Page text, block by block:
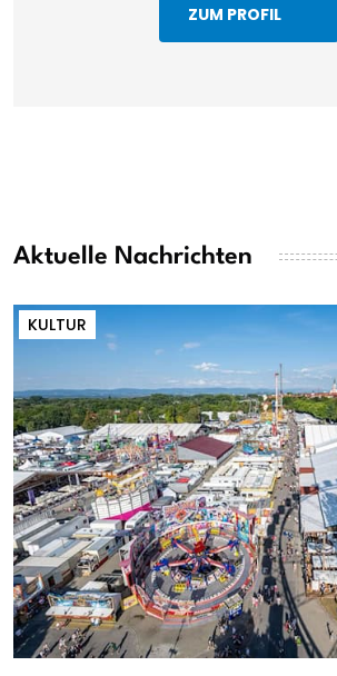
ZUM PROFIL
Aktuelle Nachrichten
KULTUR